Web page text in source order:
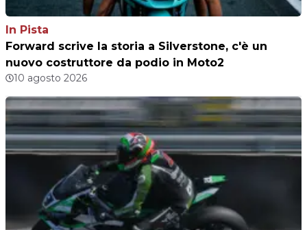
In Pista
Forward scrive la storia a Silverstone, c'è un
nuovo costruttore da podio in Moto2
10 agosto 2026